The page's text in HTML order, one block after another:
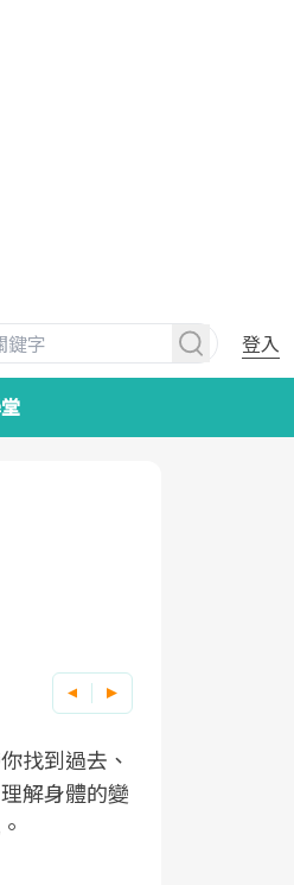
登入
找到過去、
解身體的變